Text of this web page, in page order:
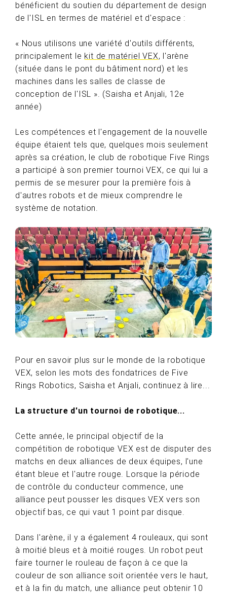
bénéficient du soutien du département de design
de l'ISL en termes de matériel et d'espace :
« Nous utilisons une variété d'outils différents,
principalement le kit de matériel VEX, l'arène
(située dans le pont du bâtiment nord) et les
machines dans les salles de classe de
conception de l'ISL ». (Saisha et Anjali, 12e
année)
Les compétences et l'engagement de la nouvelle
équipe étaient tels que, quelques mois seulement
après sa création, le club de robotique Five Rings
a participé à son premier tournoi VEX, ce qui lui a
permis de se mesurer pour la première fois à
d'autres robots et de mieux comprendre le
système de notation.
Pour en savoir plus sur le monde de la robotique
VEX, selon les mots des fondatrices de Five
Rings Robotics, Saisha et Anjali, continuez à lire...
La structure d'un tournoi de robotique...
Cette année, le principal objectif de la
compétition de robotique VEX est de disputer des
matchs en deux alliances de deux équipes, l'une
étant bleue et l'autre rouge. Lorsque la période
de contrôle du conducteur commence, une
alliance peut pousser les disques VEX vers son
objectif bas, ce qui vaut 1 point par disque.
Dans l'arène, il y a également 4 rouleaux, qui sont
à moitié bleus et à moitié rouges. Un robot peut
faire tourner le rouleau de façon à ce que la
couleur de son alliance soit orientée vers le haut,
et à la fin du match, une alliance peut obtenir 10